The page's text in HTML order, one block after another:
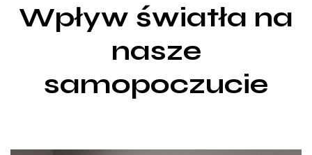
Wpływ światła na
nasze
samopoczucie